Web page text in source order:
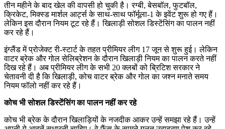
तीन महीने के बाद खेल की वापसी हो चुकी है। रग्बी, बेसबाॅल, फुटबॉल,
क्रिकेट, मिक्स्ड मार्शल आर्ट्स के साथ-साथ फॉर्मूला-1 के इवेंट शुरू हो गए हैं।
लेकिन इस दौरान नियम टूट रहे हैं। खिलाड़ी सोशल डिस्टेंसिंग का पालन नहीं
कर रहे हैं।
इंग्लैंड में प्रोजेक्ट री-स्टार्ट के तहत प्रीमियर लीग 17 जून से शुरू हुई। लेकिन
वाटर ब्रेक और गोल सेलिब्रेशन के दौरान खिलाड़ी नियम का पालन करते नहीं
दिख रहे हैं। अब प्रीमियर लीग के सभी 20 क्लबों को ब्रिटिश सरकार ने
चेतावनी दी है कि खिलाड़ी, कोच वाटर ब्रेक और गोल का जश्न मनाते समय
नियम फॉलो नहीं कर रहे हैं।
कोच भी सोशल डिस्टेंसिंग का पालन नहीं कर रहे
कोच भी ब्रेक के दौरान खिलाड़ियों के नजदीक आकर उन्हें समझा रहे हैं। उन्हें